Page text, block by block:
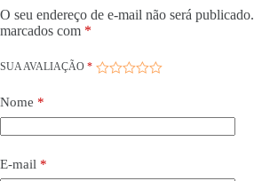
O seu endereço de e-mail não será publicado.
marcados com *
SUA AVALIAÇÃO *
Nome *
E-mail *